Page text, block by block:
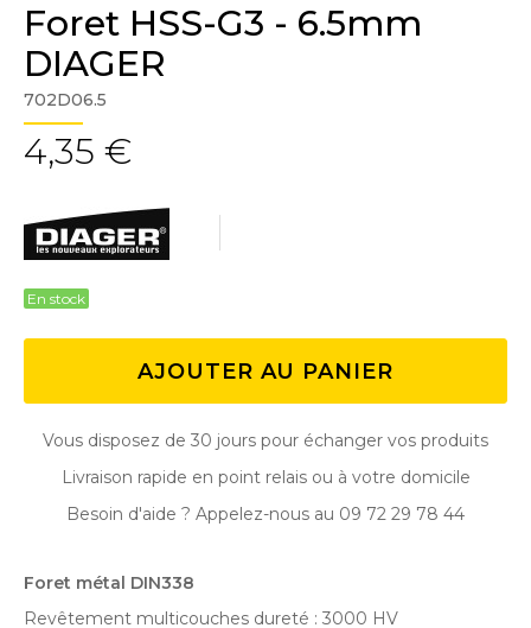
Foret HSS-G3 - 6.5mm
DIAGER
702D06.5
4,35 €
En stock
AJOUTER AU PANIER
Vous disposez de 30 jours pour échanger vos produits
Livraison rapide en point relais ou à votre domicile
Besoin d'aide ? Appelez-nous au 09 72 29 78 44
Foret métal DIN338
Revêtement multicouches dureté : 3000 HV